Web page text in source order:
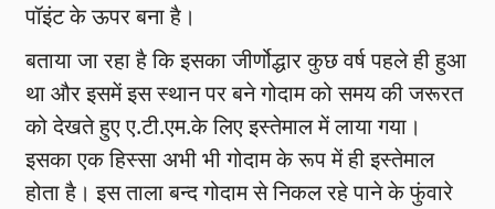
पॉइंट के ऊपर बना है।
बताया जा रहा है कि इसका जीर्णोद्धार कुछ वर्ष पहले ही हुआ
था और इसमें इस स्थान पर बने गोदाम को समय की जरूरत
को देखते हुए ए.टी.एम.के लिए इस्तेमाल में लाया गया।
इसका एक हिस्सा अभी भी गोदाम के रूप में ही इस्तेमाल
होता है। इस ताला बन्द गोदाम से निकल रहे पाने के फुंवारे